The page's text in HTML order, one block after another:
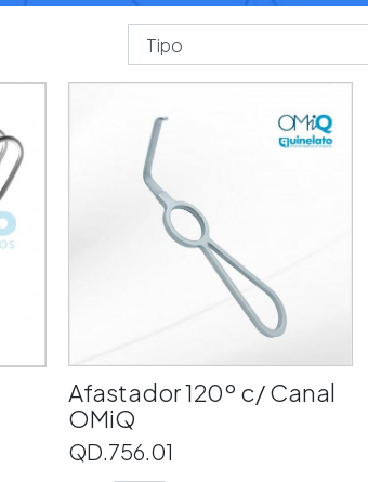
Afastador 120º c/ Canal
OMiQ
QD.756.01